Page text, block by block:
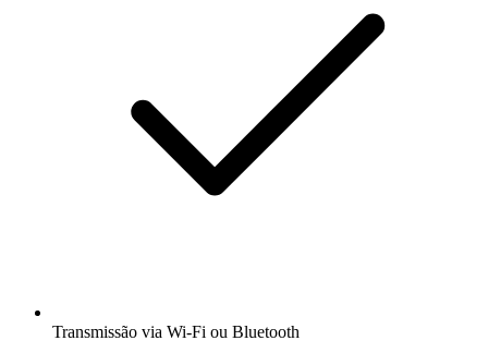
Transmissão via Wi-Fi ou Bluetooth